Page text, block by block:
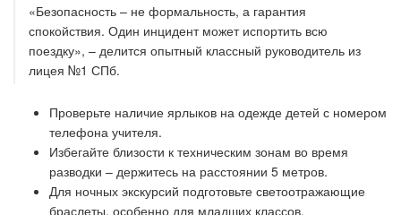
«Безопасность – не формальность, а гарантия
спокойствия. Один инцидент может испортить всю
поездку», – делится опытный классный руководитель из
лицея №1 СПб.
Проверьте наличие ярлыков на одежде детей с номером
телефона учителя.
Избегайте близости к техническим зонам во время
разводки – держитесь на расстоянии 5 метров.
Для ночных экскурсий подготовьте светоотражающие
браслеты, особенно для младших классов.